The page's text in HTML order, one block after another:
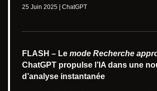
25 Juin 2025 ChatGPT
FLASH – Le mode Recherche
ChatGPT propulse l’IA dans une
d’analyse instantanée